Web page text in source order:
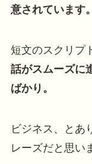
意されています。
短文のスクリプ
話がスムーズに
ばかり。
ビジネス、とあ
レーズだと思い